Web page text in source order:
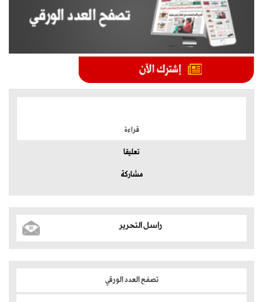
قراءة
تعليقا
مشاركة
راسل التحرير
تصفح العدد الورقي